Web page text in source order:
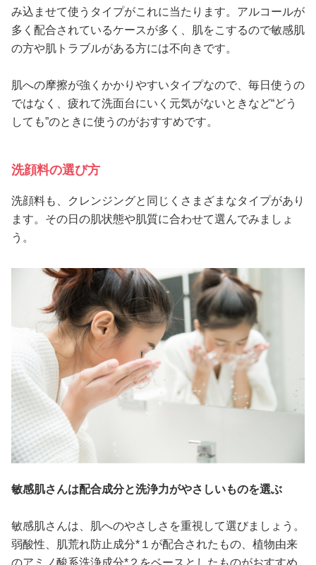
み込ませて使うタイプがこれに当たります。アルコールが
多く配合されているケースが多く、肌をこするので敏感肌
の方や肌トラブルがある方には不向きです。
肌への摩擦が強くかかりやすいタイプなので、毎日使うの
ではなく、疲れて洗面台にいく元気がないときなど“どう
しても”のときに使うのがおすすめです。
洗顔料の選び方
洗顔料も、クレンジングと同じくさまざまなタイプがあり
ます。その日の肌状態や肌質に合わせて選んでみましょ
う。
敏感肌さんは配合成分と洗浄力がやさしいものを選ぶ
敏感肌さんは、肌へのやさしさを重視して選びましょう。
弱酸性、肌荒れ防止成分*１が配合されたもの、植物由来